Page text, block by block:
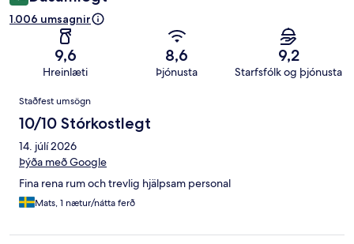
1.006 umsagnir
9,6
Hreinlæti
8,6
Þjónusta
9,2
Starfsfólk og þjónusta
Umsagnir
Staðfest umsögn
10/10 Stórkostlegt
14. júlí 2026
Þýða með Google
Fina rena rum och trevlig hjälpsam personal
Mats, 1 nætur/nátta ferð